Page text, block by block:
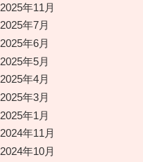
2025年11月
2025年7月
2025年6月
2025年5月
2025年4月
2025年3月
2025年1月
2024年11月
2024年10月